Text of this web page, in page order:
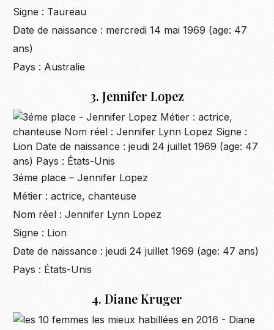
Signe : Taureau
Date de naissance : mercredi 14 mai 1969 (age: 47
ans)
Pays : Australie
3. Jennifer Lopez
3éme place – Jennifer Lopez
Métier : actrice, chanteuse
Nom réel : Jennifer Lynn Lopez
Signe : Lion
Date de naissance : jeudi 24 juillet 1969 (age: 47 ans)
Pays : États-Unis
4. Diane Kruger